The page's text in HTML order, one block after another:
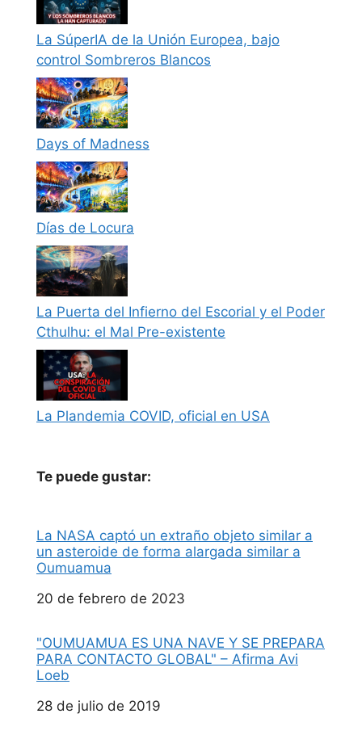
La SúperIA de la Unión Europea, bajo
control Sombreros Blancos
Days of Madness
Días de Locura
La Puerta del Infierno del Escorial y el Poder
Cthulhu: el Mal Pre-existente
La Plandemia COVID, oficial en USA
Te puede gustar:
La NASA captó un extraño objeto similar a
un asteroide de forma alargada similar a
Oumuamua
Fecha
20 de febrero de 2023
"OUMUAMUA ES UNA NAVE Y SE PREPARA
PARA CONTACTO GLOBAL" – Afirma Avi
Loeb
Fecha
28 de julio de 2019